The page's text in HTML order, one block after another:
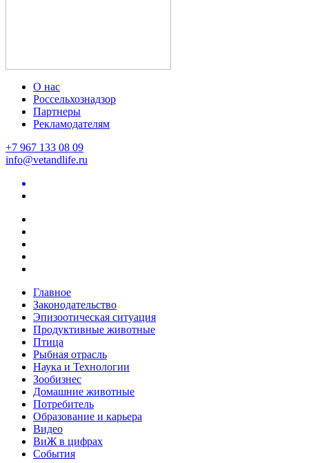
О нас
Россельхознадзор
Партнеры
Рекламодателям
+7 967 133 08 09
info@vetandlife.ru
Главное
Законодательство
Эпизоотическая ситуация
Продуктивные животные
Птица
Рыбная отрасль
Наука и Технологии
Зообизнес
Домашние животные
Потребитель
Образование и карьера
Видео
ВиЖ в цифрах
События